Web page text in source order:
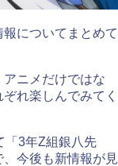
についてまとめて
ニメだけではな
れ楽しんでみてく
「3年Z組銀八先
今後も新情報が見